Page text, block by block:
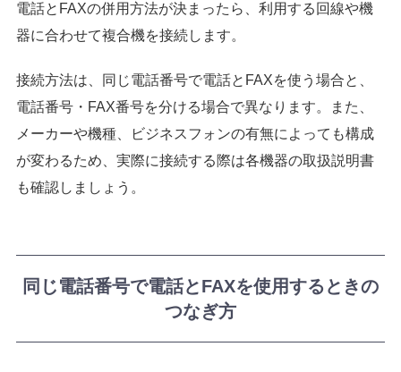
電話とFAXの併用方法が決まったら、利用する回線や機
器に合わせて複合機を接続します。
接続方法は、同じ電話番号で電話とFAXを使う場合と、
電話番号・FAX番号を分ける場合で異なります。また、
メーカーや機種、ビジネスフォンの有無によっても構成
が変わるため、実際に接続する際は各機器の取扱説明書
も確認しましょう。
同じ電話番号で電話とFAXを使用するときの
つなぎ方